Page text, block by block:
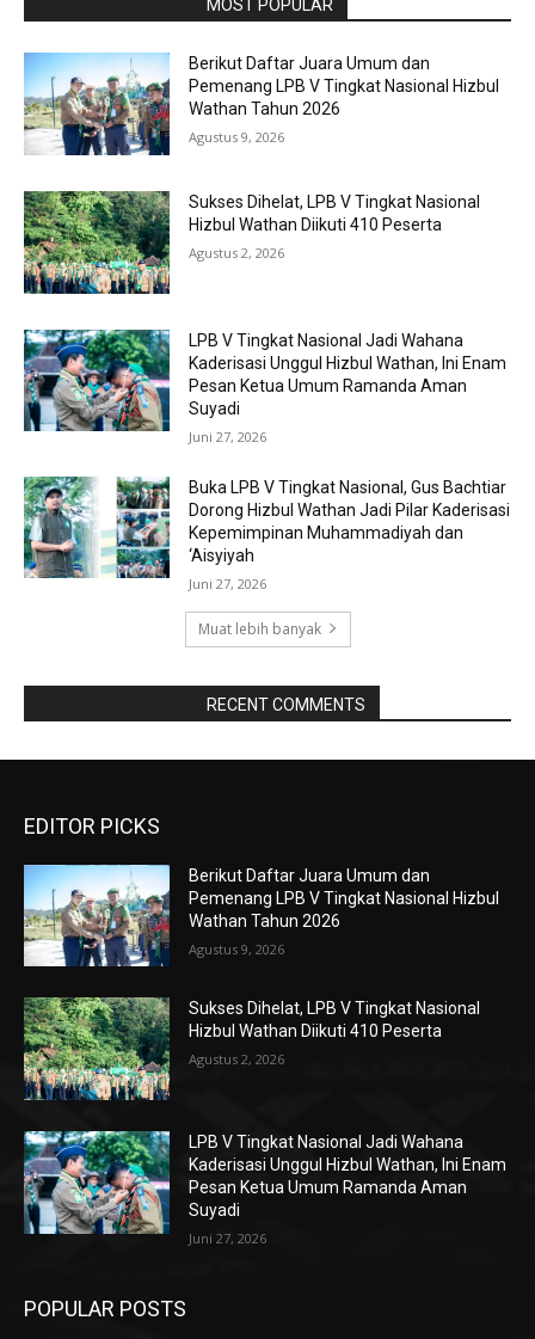
MOST POPULAR
Berikut Daftar Juara Umum dan
Pemenang LPB V Tingkat Nasional Hizbul
Wathan Tahun 2026
Agustus 9, 2026
Sukses Dihelat, LPB V Tingkat Nasional
Hizbul Wathan Diikuti 410 Peserta
Agustus 2, 2026
LPB V Tingkat Nasional Jadi Wahana
Kaderisasi Unggul Hizbul Wathan, Ini Enam
Pesan Ketua Umum Ramanda Aman
Suyadi
Juni 27, 2026
Buka LPB V Tingkat Nasional, Gus Bachtiar
Dorong Hizbul Wathan Jadi Pilar Kaderisasi
Kepemimpinan Muhammadiyah dan
‘Aisyiyah
Juni 27, 2026
Muat lebih banyak
RECENT COMMENTS
EDITOR PICKS
Berikut Daftar Juara Umum dan
Pemenang LPB V Tingkat Nasional Hizbul
Wathan Tahun 2026
Agustus 9, 2026
Sukses Dihelat, LPB V Tingkat Nasional
Hizbul Wathan Diikuti 410 Peserta
Agustus 2, 2026
LPB V Tingkat Nasional Jadi Wahana
Kaderisasi Unggul Hizbul Wathan, Ini Enam
Pesan Ketua Umum Ramanda Aman
Suyadi
Juni 27, 2026
POPULAR POSTS